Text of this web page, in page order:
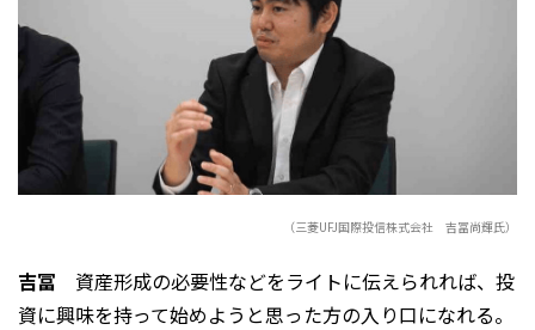
（三菱UFJ国際投信株式会社 吉冨尚輝氏）
吉冨 資産形成の必要性などをライトに伝えられれば、投
資に興味を持って始めようと思った方の入り口になれる。